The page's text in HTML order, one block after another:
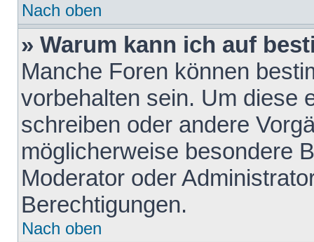
Nach oben
» Warum kann ich auf
Manche Foren können
vorbehalten sein. Um diese
schreiben oder andere
möglicherweise besondere
Moderator oder
Berechtigungen.
Nach oben